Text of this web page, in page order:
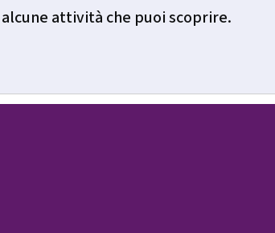
attività che puoi scoprire.